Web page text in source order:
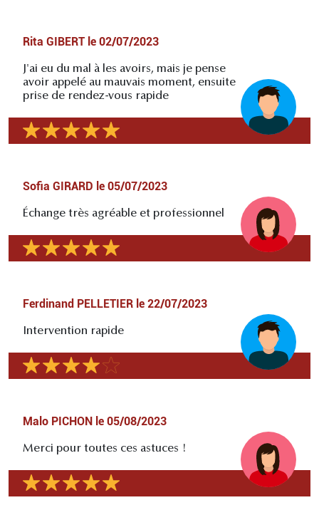
Rita GIBERT le 02/07/2023
J'ai eu du mal à les avoirs, mais je pense
avoir appelé au mauvais moment, ensuite
prise de rendez-vous rapide
Sofia GIRARD le 05/07/2023
Échange très agréable et professionnel
Ferdinand PELLETIER le 22/07/2023
Intervention rapide
Malo PICHON le 05/08/2023
Merci pour toutes ces astuces !